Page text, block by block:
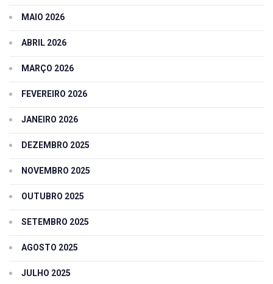
MAIO 2026
ABRIL 2026
MARÇO 2026
FEVEREIRO 2026
JANEIRO 2026
DEZEMBRO 2025
NOVEMBRO 2025
OUTUBRO 2025
SETEMBRO 2025
AGOSTO 2025
JULHO 2025